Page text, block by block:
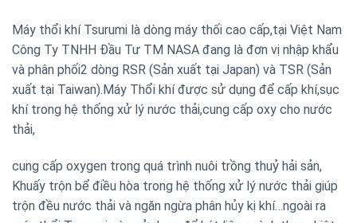
Máy thổi khí Tsurumi là dòng máy thối cao cấp,tại Việt Nam
Công Ty TNHH Đầu Tư TM NASA đang là đơn vị nhập khẩu
và phân phối2 dòng RSR (Sản xuất tại Japan) và TSR (Sản
xuất tại Taiwan).Máy Thổi khí được sử dụng để cấp khí,sục
khí trong hệ thống xử lý nước thải,cung cấp oxy cho nước
thải,
cung cấp oxygen trong quá trình nuôi trồng thuỷ hải sản,
Khuấy trộn bể điều hòa trong hệ thống xử lý nước thải giúp
trộn đều nước thải và ngăn ngừa phân hủy kị khí…ngoài ra